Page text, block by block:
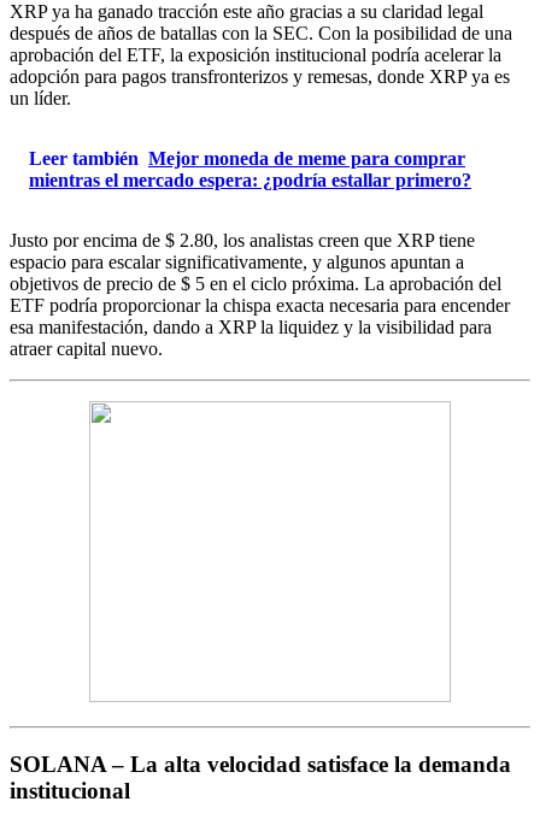
XRP ya ha ganado tracción este año gracias a su claridad legal
después de años de batallas con la SEC. Con la posibilidad de una
aprobación del ETF, la exposición institucional podría acelerar la
adopción para pagos transfronterizos y remesas, donde XRP ya es
un líder.
Leer también Mejor moneda de meme para comprar
mientras el mercado espera: ¿podría estallar primero?
Justo por encima de $ 2.80, los analistas creen que XRP tiene
espacio para escalar significativamente, y algunos apuntan a
objetivos de precio de $ 5 en el ciclo próxima. La aprobación del
ETF podría proporcionar la chispa exacta necesaria para encender
esa manifestación, dando a XRP la liquidez y la visibilidad para
atraer capital nuevo.
SOLANA – La alta velocidad satisface la demanda
institucional